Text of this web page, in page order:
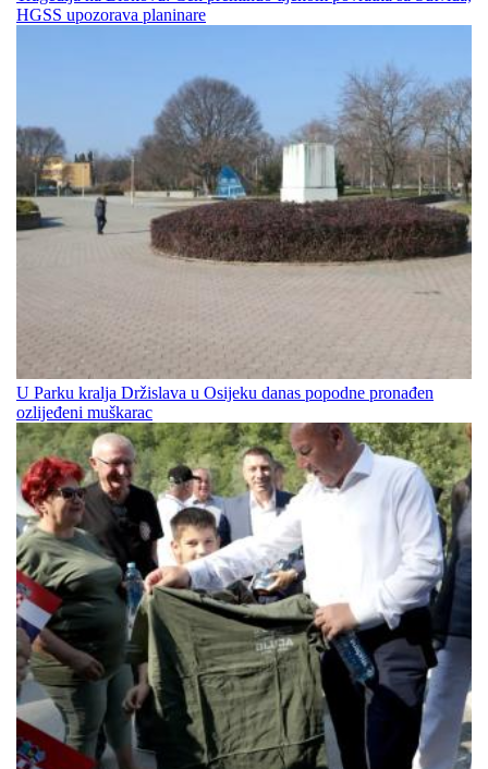
HGSS upozorava planinare
U Parku kralja Držislava u Osijeku danas popodne pronađen
ozlijeđeni muškarac